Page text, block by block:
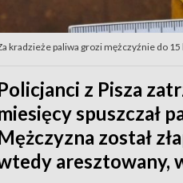
kradzieże paliwa grozi mężczyźnie do 15
z Pisza
spuszczał
został
aresztowany,